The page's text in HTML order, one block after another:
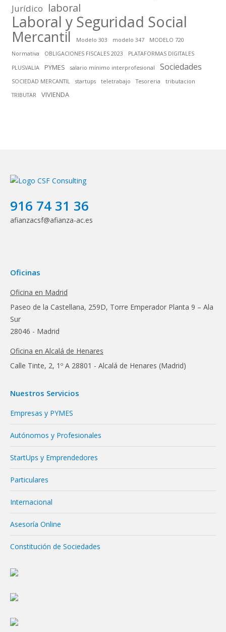
Jurídico laboral
Laboral y Seguridad Social
Mercantil Modelo 303 modelo 347
MODELO 720
Normativa
OBLIGACIONES FISCALES 2023
PLATAFORMAS DIGITALES
PLUSVALIA
PYMES salario mínimo interprofesional Sociedades
SOCIEDAD MERCANTIL startups teletrabajo Tesoreria
tributacion
TRIBUTAR
VIVIENDA
916 74 31 36
afianzacsf@afianza-ac.es
Oficinas
Oficina en Madrid
Paseo de la Castellana, 259D, Torre Emperador Planta 9 – Ala
Sur
28046 - Madrid
Oficina en Alcalá de Henares
Calle Tinte, 2, 1º A 28801 - Alcalá de Henares (Madrid)
Nuestros Servicios
Empresas y PYMES
Autónomos y Profesionales
StartUps y Emprendedores
Particulares
Internacional
Asesoría Online
Constitución de Sociedades